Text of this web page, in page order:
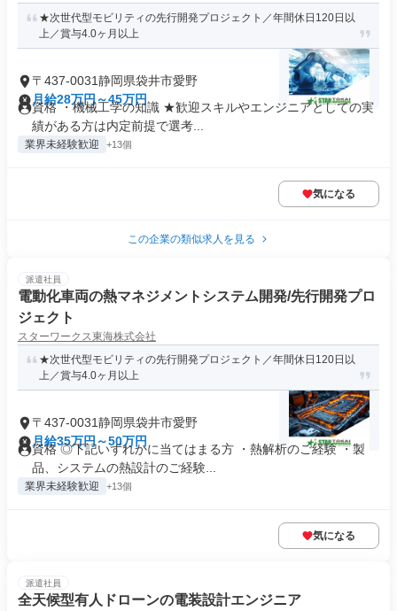
★次世代型モビリティの先行開発プロジェクト／年間休日120日以
上／賞与4.0ヶ月以上
〒437-0031静岡県袋井市愛野
月給28万円～45万円
資格 ・機械工学の知識 ★歓迎スキルやエンジニアとしての実
績がある方は内定前提で選考...
業界未経験歓迎 +13個
気になる
この企業の類似求人を見る
派遣社員
電動化車両の熱マネジメントシステム開発/先行開発プロ
ジェクト
スターワークス東海株式会社
★次世代型モビリティの先行開発プロジェクト／年間休日120日以
上／賞与4.0ヶ月以上
〒437-0031静岡県袋井市愛野
月給35万円～50万円
資格 ◎下記いずれかに当てはまる方 ・熱解析のご経験 ・製
品、システムの熱設計のご経験...
業界未経験歓迎 +13個
気になる
派遣社員
全天候型有人ドローンの電装設計エンジニア